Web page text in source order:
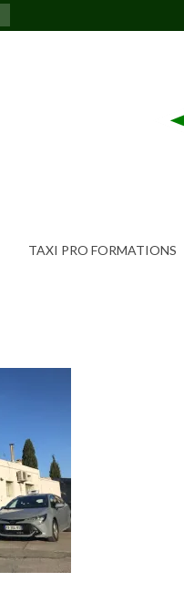
TAXI PRO FORMATIONS